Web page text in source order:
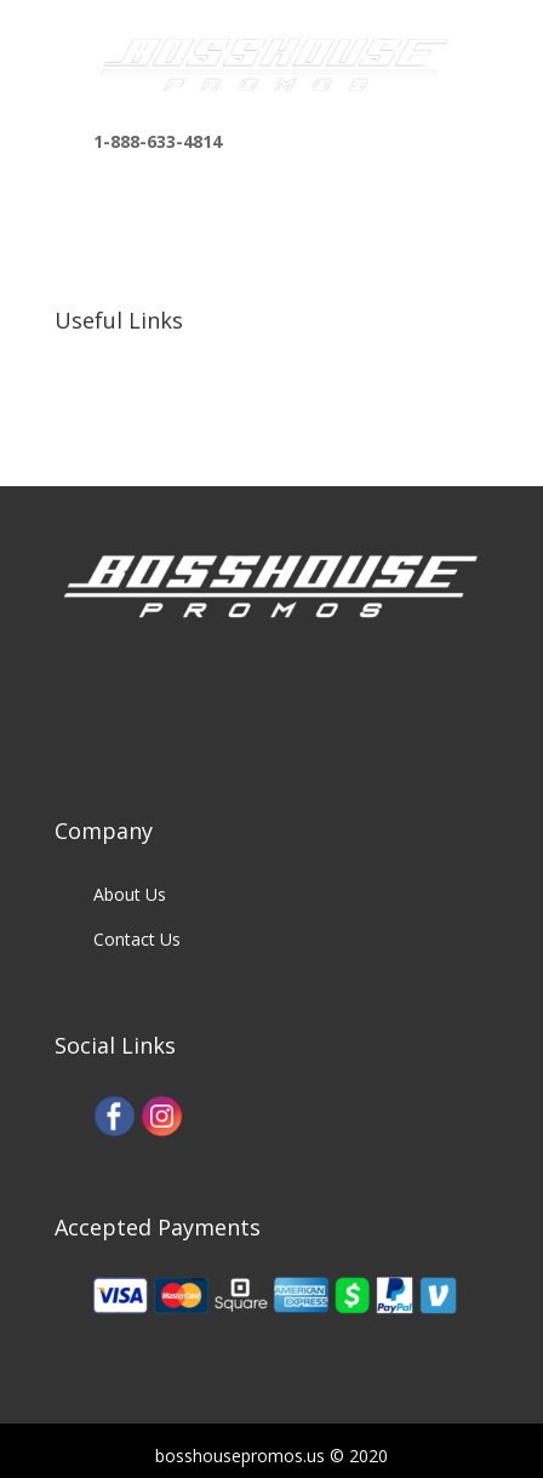
1-888-633-4814
Useful Links
Company
About Us
Contact Us
Social Links
Accepted Payments
bosshousepromos.us © 2020